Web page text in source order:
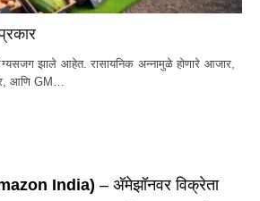
झाले आहेत. रासायनिक अन्नामुळे होणारे आजार,
आणि GM…
India) – अ‍ॅमेझॉनवर विक्रेता